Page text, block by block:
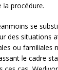
la procédure.
se
des situations
ou familiales
le cadre